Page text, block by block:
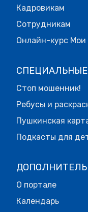
Кадровикам
Сотрудникам
Онлайн-курс
Стоп мошенник!
Ребусы и
Пушкинская
Подкасты для
О портале
Календарь